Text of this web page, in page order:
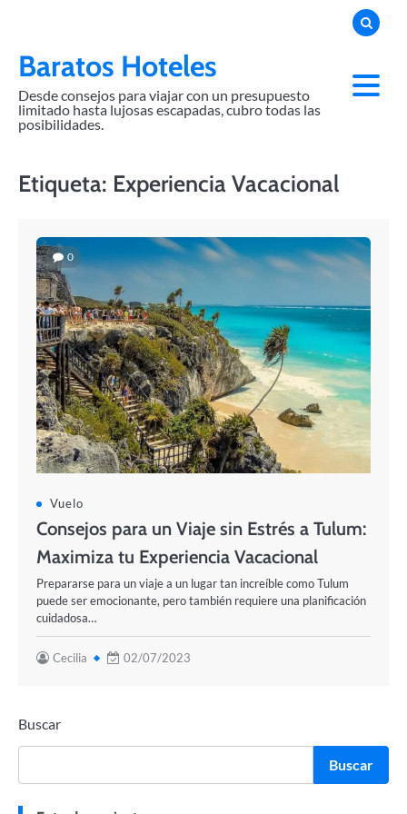
contentBaratos Hoteles
Desde consejos para viajar con un presupuesto
limitado hasta lujosas escapadas, cubro todas las
posibilidades.
Etiqueta: Experiencia Vacacional
0
Vuelo
Consejos para un Viaje sin Estrés a Tulum:
Maximiza tu Experiencia Vacacional
Prepararse para un viaje a un lugar tan increíble como Tulum
puede ser emocionante, pero también requiere una planificación
cuidadosa…
Cecilia 02/07/2023
Buscar
Buscar